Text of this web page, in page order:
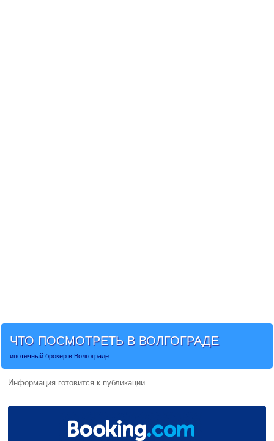
ЧТО ПОСМОТРЕТЬ В ВОЛГОГРАДЕ
ипотечный брокер в Волгограде
Информация готовится к публикации...